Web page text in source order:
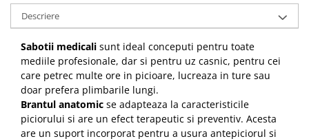
Descriere
Sabotii medicali sunt ideal conceputi pentru toate
mediile profesionale, dar si pentru uz casnic, pentru cei
care petrec multe ore in picioare, lucreaza in ture sau
doar prefera plimbarile lungi.
Brantul anatomic se adapteaza la caracteristicile
piciorului si are un efect terapeutic si preventiv. Acesta
are un suport incorporat pentru a usura antepiciorul si